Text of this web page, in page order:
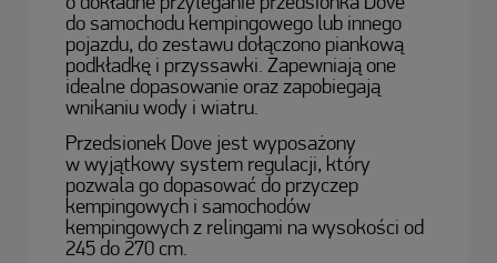
do samochodu kempingowego lub innego
pojazdu, do zestawu dołączono piankową
podkładkę i przyssawki. Zapewniają one
idealne dopasowanie oraz zapobiegają
wnikaniu wody i wiatru.
Przedsionek Dove jest wyposażony
w wyjątkowy system regulacji, który
pozwala go dopasować do przyczep
kempingowych i samochodów
kempingowych z relingami na wysokości od
245 do 270 cm.